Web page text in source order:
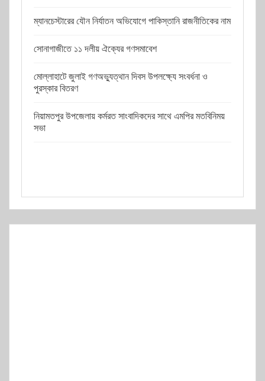
ম্যানচেস্টারের যৌন নির্যাতন অভিযোগে পাকিস্তানি রাজনীতিকের নাম
সোনাগাজীতে ১১ দলীয় ঐক্যের গণসমাবেশ
মোল্লাহাটে জুলাই গণঅভ্যুত্থান দিবস উপলক্ষ্যে সংবর্ধনা ও
পুরস্কার বিতরণ
নিয়ামতপুর উপজেলায় কর্মরত সাংবাদিকদের সাথে এমপির মতবিনিময়
সভা